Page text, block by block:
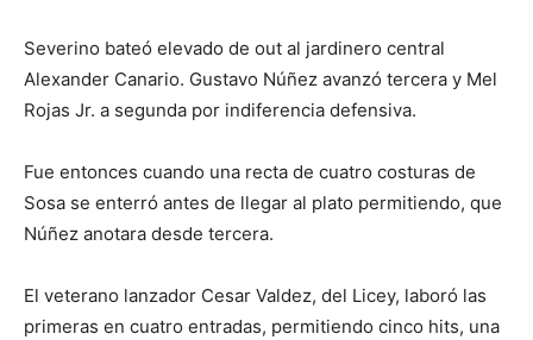
Severino bateó elevado de out al jardinero central
Alexander Canario. Gustavo Núñez avanzó tercera y Mel
Rojas Jr. a segunda por indiferencia defensiva.
Fue entonces cuando una recta de cuatro costuras de
Sosa se enterró antes de llegar al plato permitiendo, que
Núñez anotara desde tercera.
El veterano lanzador Cesar Valdez, del Licey, laboró las
primeras en cuatro entradas, permitiendo cinco hits, una